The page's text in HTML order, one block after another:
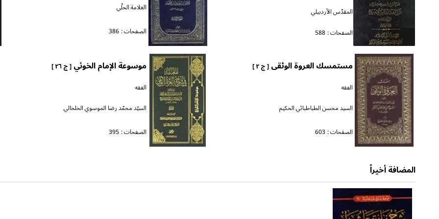
المقدّس الأردبيلي
الصفحات : 588
العلامة الحلّي
الصفحات : 386
مستمسك العروة الوثقى[ ج ٢ ]
الفقه
السيد محسن الطباطبائي الحكيم
الصفحات : 603
موسوعة الإمام الخوئي[ ج ٢٦ ]
الفقه
السيّد محمّد رضا الموسوي الخلخالي
الصفحات : 395
المضافة أخيراً